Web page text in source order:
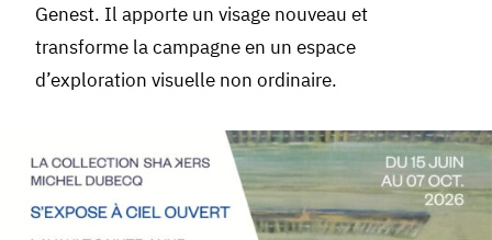
Genest. Il apporte un visage nouveau et
transforme la campagne en un espace
d’exploration visuelle non ordinaire.